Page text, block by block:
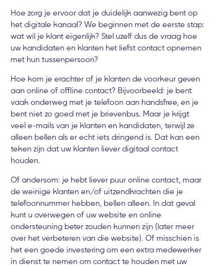
Hoe zorg je ervoor dat je duidelijk aanwezig bent op
het digitale kanaal? We beginnen met de eerste stap:
wat wil je klant eigenlijk? Stel uzelf dus de vraag hoe
uw kandidaten en klanten het liefst contact opnemen
met hun tussenpersoon?
Hoe kom je erachter of je klanten de voorkeur geven
aan online of offline contact? Bijvoorbeeld: je bent
vaak onderweg met je telefoon aan handsfree, en je
bent niet zo goed met je brievenbus. Maar je krijgt
veel e-mails van je klanten en kandidaten, terwijl ze
alleen bellen als er echt iets dringend is. Dat kan een
teken zijn dat uw klanten liever digitaal contact
houden.
Of andersom: je hebt liever puur online contact, maar
de weinige klanten en/of uitzendkrachten die je
telefoonnummer hebben, bellen alleen. In dat geval
kunt u overwegen of uw website en online
ondersteuning beter zouden kunnen zijn (later meer
over het verbeteren van die website). Of misschien is
het een goede investering om een extra medewerker
in dienst te nemen om contact te houden met uw